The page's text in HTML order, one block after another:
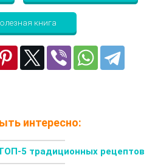
книга
интересно:
5 традиционных рецептов